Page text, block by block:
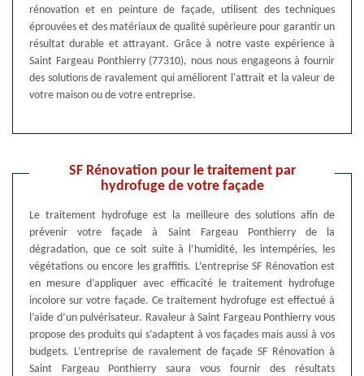
rénovation et en peinture de façade, utilisent des techniques
éprouvées et des matériaux de qualité supérieure pour garantir un
résultat durable et attrayant. Grâce à notre vaste expérience à
Saint Fargeau Ponthierry (77310), nous nous engageons à fournir
des solutions de ravalement qui améliorent l'attrait et la valeur de
votre maison ou de votre entreprise.
SF Rénovation pour le traitement par
hydrofuge de votre façade
Le traitement hydrofuge est la meilleure des solutions afin de
prévenir votre façade à Saint Fargeau Ponthierry de la
dégradation, que ce soit suite à l’humidité, les intempéries, les
végétations ou encore les graffitis. L’entreprise SF Rénovation est
en mesure d’appliquer avec efficacité le traitement hydrofuge
incolore sur votre façade. Ce traitement hydrofuge est effectué à
l’aide d’un pulvérisateur. Ravaleur à Saint Fargeau Ponthierry vous
propose des produits qui s’adaptent à vos façades mais aussi à vos
budgets. L’entreprise de ravalement de façade SF Rénovation à
Saint Fargeau Ponthierry saura vous fournir des résultats